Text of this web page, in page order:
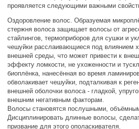
проявляется следующими важными
Оздоровление волос. Образуемая
стержня волоса защищает волосы от
стайлингов, термоприборов для сушки и
чешуйки расслаивающиеся под влиянием
внешней среды, что может привести к
эффекту ломкости, не ухоженности и
биоплёнка, нанесённая во время
обволакивает чешуйки, подталкивая к
внешней оболочки волоса - гладкой,
внешним негативным факторам.
Волосы становятся послушными,
Дисциплинировать длинные волосы,
призвание для этого ополаскивателя.